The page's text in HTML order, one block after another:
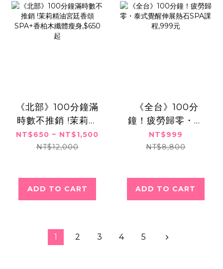
《北部》100分鐘滿
時數不推銷 !茉莉精
油宮廷香頌SPA+香
柏木纖體瘦身,$650
NT$650 ~ NT$1,500
NT$12,000
ADD TO CART
​​ ​《全台》100分
鐘！疲勞歸零・泰
式覺醒伸展熱石
SPA課程,999元
NT$999
NT$8,800
ADD TO CART
1 2 3 4 5